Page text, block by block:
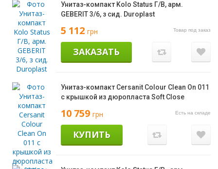
Унитаз-компакт Kolo Status Г/В, арм.
GEBERIT 3/6, з сид. Duroplast
5 112 грн Товар под заказ
ЗАКАЗАТЬ
Унитаз-компакт Cersanit Colour Clean On 011
с крышкой из дюропласта Soft Close
10 759 грн Есть на складе
КУПИТЬ